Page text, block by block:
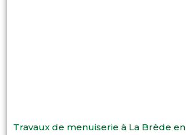
Travaux de menuiserie à La Brède en